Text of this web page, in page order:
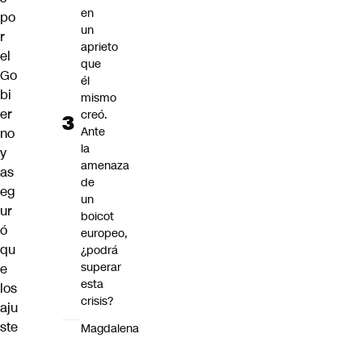
po
r
el
Go
bi
er
no
y
as
eg
ur
ó
qu
e
los
aju
ste
en
un
aprieto
que
él
mismo
creó.
Ante
la
amenaza
de
un
boicot
europeo,
¿podrá
superar
esta
crisis?
Magdalena